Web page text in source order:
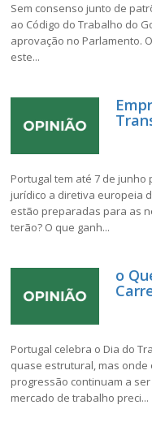
Sem consenso junto de
ao Código do Trabalho do
aprovação no Parlamento.
este...
Portugal tem até 7 de
jurídico a diretiva europeia
estão preparadas para as
terão? O que ganh...
o
Portugal celebra o Dia do
quase estrutural, mas
progressão continuam a
mercado de trabalho preci...